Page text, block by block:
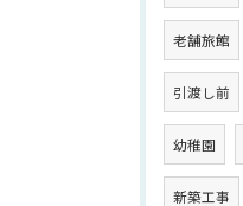
老舗旅館
引渡し前
幼稚園
新築工事